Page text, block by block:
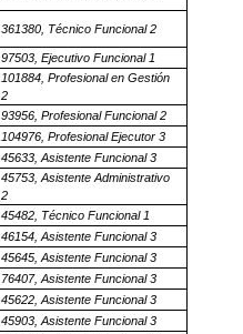
361380, Técnico Funcional 2
97503, Ejecutivo Funcional 1
101884, Profesional en Gestión
2
93956, Profesional Funcional 2
104976, Profesional Ejecutor 3
45633, Asistente Funcional 3
45753, Asistente Administrativo
2
45482, Técnico Funcional 1
46154, Asistente Funcional 3
45645, Asistente Funcional 3
76407, Asistente Funcional 3
45622, Asistente Funcional 3
45903, Asistente Funcional 3